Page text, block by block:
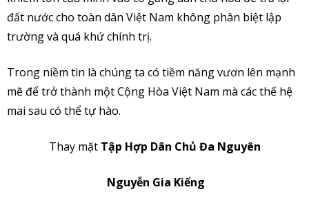
đất nước cho toàn dân Việt Nam không phân biệt lập
trường và quá khứ chính trị.
Trong niềm tin là chúng ta có tiềm năng vươn lên mạnh
mẽ để trở thành một Cộng Hòa Việt Nam mà các thế hệ
mai sau có thể tự hào.
Thay mặt Tập Hợp Dân Chủ Đa Nguyên
Nguyễn Gia Kiểng